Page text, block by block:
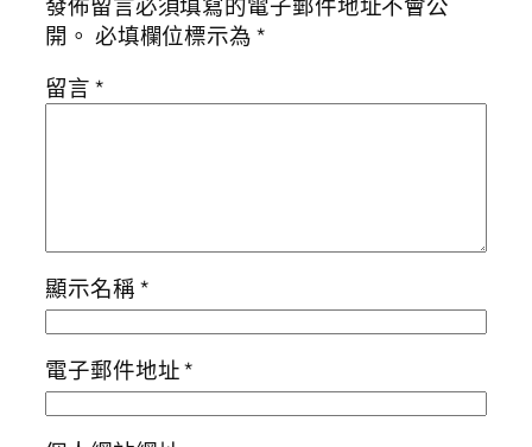
開。 必填欄位標示為*
留言*
顯示名稱*
電子郵件地址*